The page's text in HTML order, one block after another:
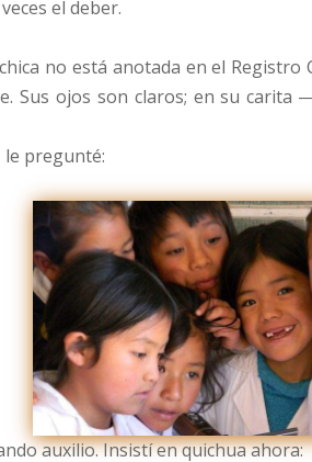
el deber.
no está anotada en el
Sus ojos son claros; en su
le pregunté:
auxilio. Insistí en quichua ahora: